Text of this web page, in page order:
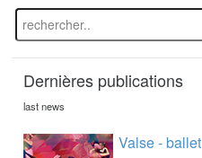
Dernières publications
last news
Valse - ballet